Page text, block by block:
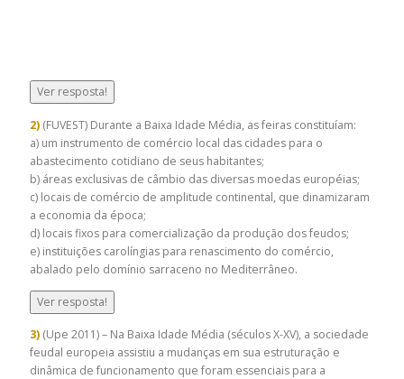
Ver resposta!
2) (FUVEST) Durante a Baixa Idade Média, as feiras constituíam:
a) um instrumento de comércio local das cidades para o
abastecimento cotidiano de seus habitantes;
b) áreas exclusivas de câmbio das diversas moedas européias;
c) locais de comércio de amplitude continental, que dinamizaram
a economia da época;
d) locais fixos para comercialização da produção dos feudos;
e) instituições carolíngias para renascimento do comércio,
abalado pelo domínio sarraceno no Mediterrâneo.
Ver resposta!
3) (Upe 2011) – Na Baixa Idade Média (séculos X-XV), a sociedade
feudal europeia assistiu a mudanças em sua estruturação e
dinâmica de funcionamento que foram essenciais para a